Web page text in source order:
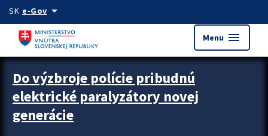
Preskocit na hlavný obsah
SK e-Govarrow_drop_down
Menu menu
Zastavit automatický posun upútavok
Do výzbroje polície pribudnú
elektrické paralyzátory novej
generácie